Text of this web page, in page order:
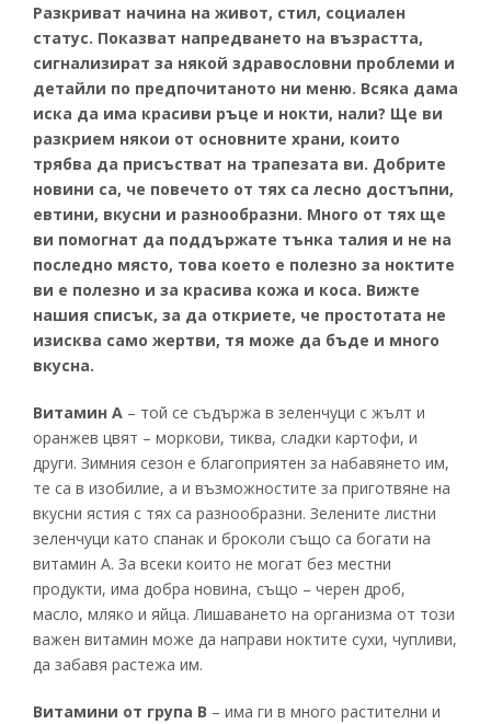
Фрези
Консумативи
Разкриват начина на живот, стил, социален
статус. Показват напредването на възрастта,
сигнализират за някой здравословни проблеми и
детайли по предпочитаното ни меню. Всяка дама
иска да има красиви ръце и нокти, нали? Ще ви
разкрием някои от основните храни, които
трябва да присъстват на трапезата ви. Добрите
новини са, че повечето от тях са лесно достъпни,
евтини, вкусни и разнообразни. Много от тях ще
ви помогнат да поддържате тънка талия и не на
последно място, това което е полезно за ноктите
ви е полезно и за красива кожа и коса. Вижте
нашия списък, за да откриете, че простотата не
изисква само жертви, тя може да бъде и много
вкусна.
Витамин A – той се съдържа в зеленчуци с жълт и
оранжев цвят – моркови, тиква, сладки картофи, и
други. Зимния сезон е благоприятен за набавянето им,
те са в изобилие, а и възможностите за приготвяне на
вкусни ястия с тях са разнообразни. Зелените листни
зеленчуци като спанак и броколи също са богати на
витамин А. За всеки които не могат без местни
продукти, има добра новина, също – черен дроб,
масло, мляко и яйца. Лишаването на организма от този
важен витамин може да направи ноктите сухи, чупливи,
да забавя растежа им.
Витамини от група B – има ги в много растителни и